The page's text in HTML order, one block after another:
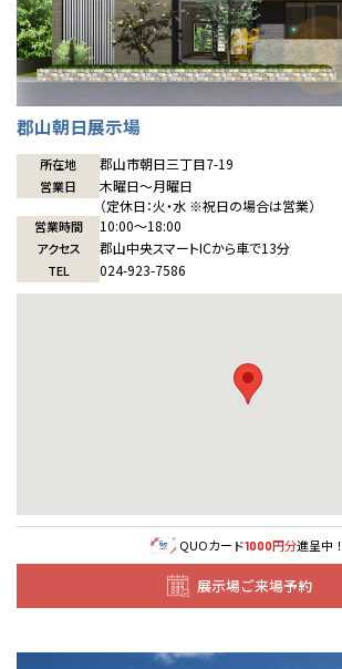
1メーターモジュール
冷暖房標準装備
24時間対応コールセンター
デザイン賞各種受賞
セントラルヒーティング
WEB住宅展示場
暮らし方提案
住まいのコラム
住まいのお手入れ集
介護保険利用で快適リフォーム
商品紹介
展示場案内
分譲マンション トップ
安心の管理体制
ギャラリー
トランクルーム
会社情報 トップ
ニュースリリース
代表ごあいさつ
CMギャラリー
お問い合わせ
郡山朝日展示場
所在地 郡山市朝日三丁目7-19
営業日
木曜日〜月曜日
（定休日：火・水 ※祝日の場合は営業）
営業時間 10:00〜18:00
アクセス 郡山中央スマートICから車で13分
TEL 024-923-7586
QUOカード1000円分進呈中！
展示場ご来場予約